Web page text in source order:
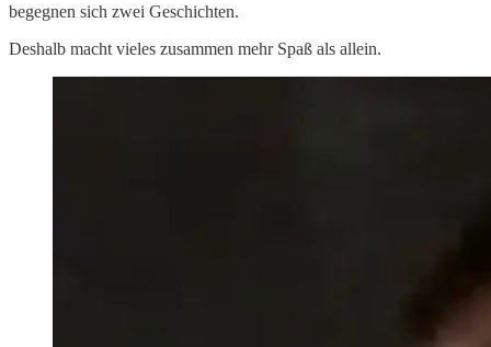
begegnen sich zwei Geschichten.
Deshalb macht vieles zusammen mehr Spaß als allein.